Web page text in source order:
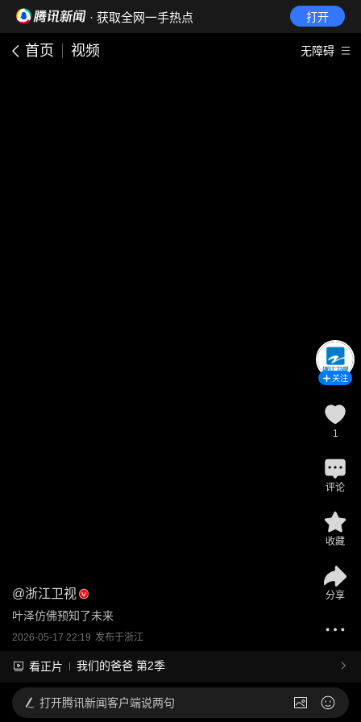
· 获取全网一手热点 打开
首页 视频 无障碍
@浙江卫视
叶泽仿佛预知了未来
2026-05-17 22:19 发布于浙江
看正片 我们的爸爸 第2季
关注
1
评论
收藏
分享
打开腾讯新闻客户端说两句